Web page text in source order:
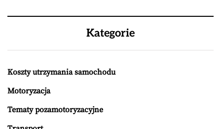
Kategorie
Koszty utrzymania samochodu
Motoryzacja
Tematy pozamotoryzacyjne